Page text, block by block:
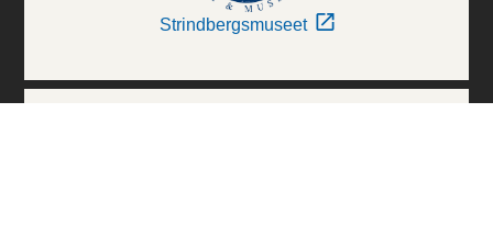
Strindbergsmuseet